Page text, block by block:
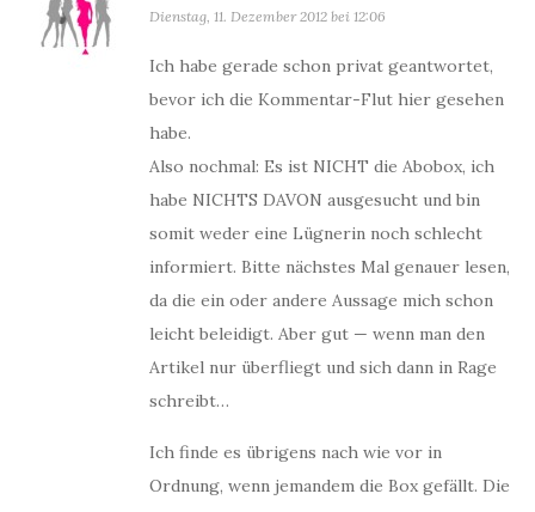
Dienstag, 11. Dezember 2012 bei 12:06
Ich habe gerade schon privat geantwortet,
bevor ich die Kommentar-Flut hier gesehen
habe.
Also nochmal: Es ist NICHT die Abobox, ich
habe NICHTS DAVON ausgesucht und bin
somit weder eine Lügnerin noch schlecht
informiert. Bitte nächstes Mal genauer lesen,
da die ein oder andere Aussage mich schon
leicht beleidigt. Aber gut — wenn man den
Artikel nur überfliegt und sich dann in Rage
schreibt…
Ich finde es übrigens nach wie vor in
Ordnung, wenn jemandem die Box gefällt. Die